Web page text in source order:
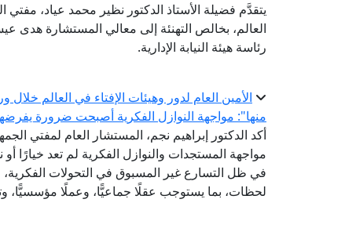
يتقدَّم فضيلة الأستاذ الدكتور نظير محمد عياد، مفتي
العالم، بخالص التهنئة إلى معالي المستشارة هدى
رئاسة هيئة النيابة الإدارية.
الأمين العام لدور وهيئات الإفتاء في العالم
منها": مواجهة النوازل الفكرية أصبحت ضرورة
أكد الدكتور إبراهيم نجم، المستشار العام لمفتي
مواجهة المستجدات والنوازل الفكرية لم تعد
في ظل التسارع غير المسبوق في التحولات الفكرية،
لحظات، بما يستوجب عقلًا جماعيًّا، وعملًا مؤسسيًّا،